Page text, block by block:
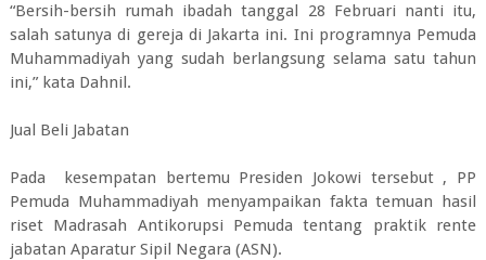
“Bersih-bersih rumah ibadah tanggal 28 Februari nanti itu,
salah satunya di gereja di Jakarta ini. Ini programnya Pemuda
Muhammadiyah yang sudah berlangsung selama satu tahun
ini,” kata Dahnil.
Jual Beli Jabatan
Pada kesempatan bertemu Presiden Jokowi tersebut , PP
Pemuda Muhammadiyah menyampaikan fakta temuan hasil
riset Madrasah Antikorupsi Pemuda tentang praktik rente
jabatan Aparatur Sipil Negara (ASN).